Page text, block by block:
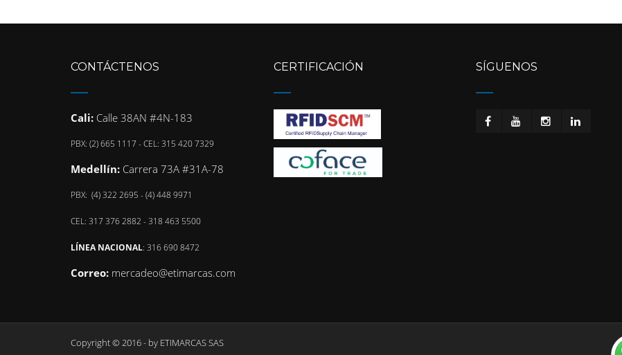
CONTÁCTENOS
Cali: Calle 38AN #4N-183
PBX: (2) 665 1117 - CEL: 315 420 7329
Medellín: Carrera 73A #31A-78
PBX: (4) 322 2695 - (4) 448 9971
CEL: 317 376 2882 - 318 463 5500
LÍNEA NACIONAL: 316 690 8472
Correo: mercadeo@etimarcas.com
CERTIFICACIÓN SÍGUENOS
Copyright © 2016 - by ETIMARCAS SAS